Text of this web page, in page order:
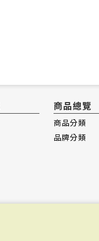
商品總覽
商品分類
品牌分類